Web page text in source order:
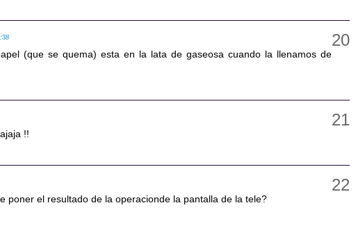
(que se quema) esta en la lata de gaseosa cuando la llenamos de
!!
poner el resultado de la operacionde la pantalla de la tele?